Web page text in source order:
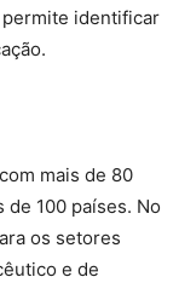
identificar
mais de 80
100 países. No
os setores
e de